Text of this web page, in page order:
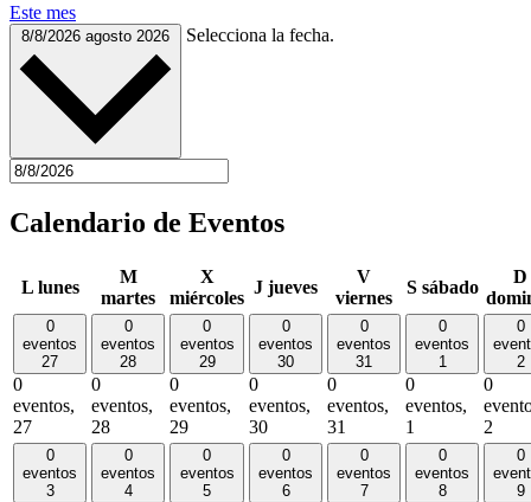
Este mes
8/8/2026 agosto 2026 Selecciona la fecha.
Calendario de Eventos
L lunes
M
martes
X
miércoles
J jueves
V
viernes
S sábado
D
0
eventos
27
0
eventos,
27
0
eventos
28
0
eventos,
28
0
eventos
29
0
eventos,
29
0
eventos
30
0
eventos,
30
0
eventos
31
0
eventos,
31
0
eventos
1
0
eventos,
1
0
2
0
2
0
eventos
3
0
eventos
4
0
eventos
5
0
eventos
6
0
eventos
7
0
eventos
8
0
9